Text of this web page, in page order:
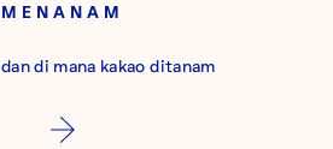
MENANAM
di mana kakao ditanam